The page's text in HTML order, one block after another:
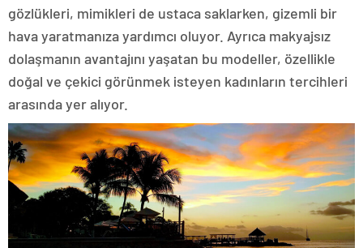
gözlükleri, mimikleri de ustaca saklarken, gizemli bir
hava yaratmanıza yardımcı oluyor. Ayrıca makyajsız
dolaşmanın avantajını yaşatan bu modeller, özellikle
doğal ve çekici görünmek isteyen kadınların tercihleri
arasında yer alıyor.